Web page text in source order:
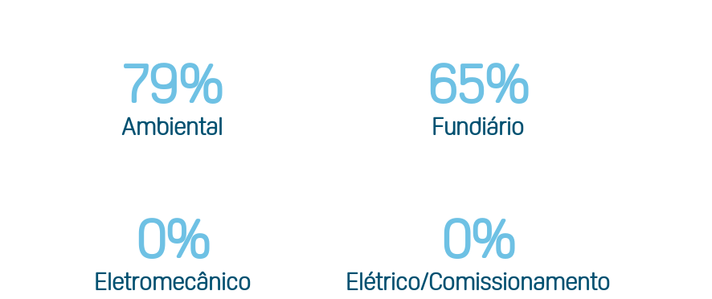
Ambiental
79%
Fundiário
65%
Eletromecânico
0%
Elétrico/Comissionamento
0%